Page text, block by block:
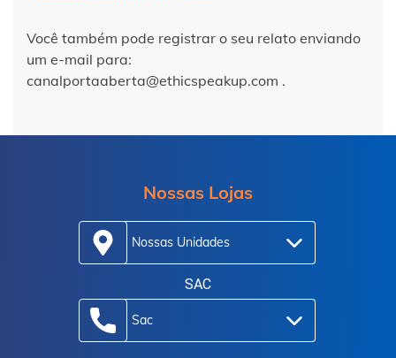
Você também pode registrar o seu relato enviando
um e-mail para:
canalportaaberta@ethicspeakup.com .
Nossas Lojas
Nossas Unidades
SAC
Sac